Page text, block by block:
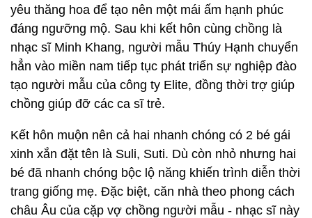
yêu thăng hoa để tạo nên một mái ấm hạnh phúc
đáng ngưỡng mộ. Sau khi kết hôn cùng chồng là
nhạc sĩ Minh Khang, người mẫu Thúy Hạnh chuyển
hẳn vào miền nam tiếp tục phát triển sự nghiệp đào
tạo người mẫu của công ty Elite, đồng thời trợ giúp
chồng giúp đỡ các ca sĩ trẻ.
Kết hôn muộn nên cả hai nhanh chóng có 2 bé gái
xinh xắn đặt tên là Suli, Suti. Dù còn nhỏ nhưng hai
bé đã nhanh chóng bộc lộ năng khiến trình diễn thời
trang giống mẹ. Đặc biệt, căn nhà theo phong cách
châu Âu của cặp vợ chồng người mẫu - nhạc sĩ này